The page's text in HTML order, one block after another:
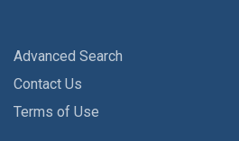
Advanced Search
Contact Us
Terms of Use